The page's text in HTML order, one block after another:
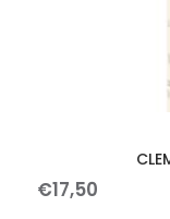
€17,50